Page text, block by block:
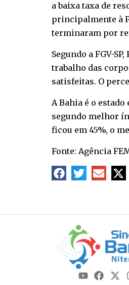
a baixa taxa de
principalmente à
terminaram por
Segundo a FGV-
trabalho das
satisfeitas. O
A Bahia é o
segundo melhor
ficou em 45%, o
Fonte: Agência